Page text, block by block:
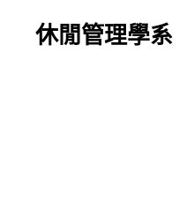
休閒管理學系